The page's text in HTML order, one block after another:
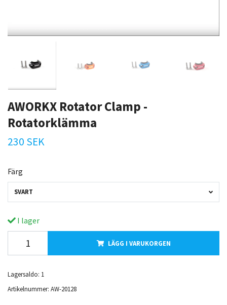
AWORKX Rotator Clamp -
Rotatorklämma
230 SEK
Färg
SVART
I lager
LÄGG I VARUKORGEN
Lagersaldo: 1
Artikelnummer: AW-20128